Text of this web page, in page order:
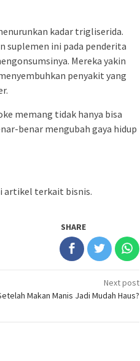
kadar trigliserida.
suplemen ini pada penderita
Mereka yakin
penyakit yang
memang tidak hanya bisa
benar mengubah gaya hidup
artikel terkait bisnis.
SHARE
Next post
Makan Manis Jadi Mudah Haus?